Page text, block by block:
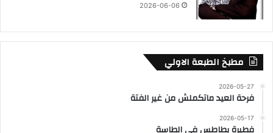
2026-06-06
مطبخ الطبعة الاولي
2026-05-27
فرحة العيد ماتكملش من غير الفتة
2026-05-17